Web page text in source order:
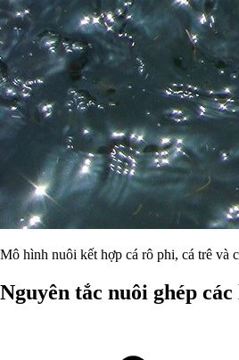
Mô hình nuôi kết hợp cá rô phi, cá trê và
Nguyên tắc nuôi ghép